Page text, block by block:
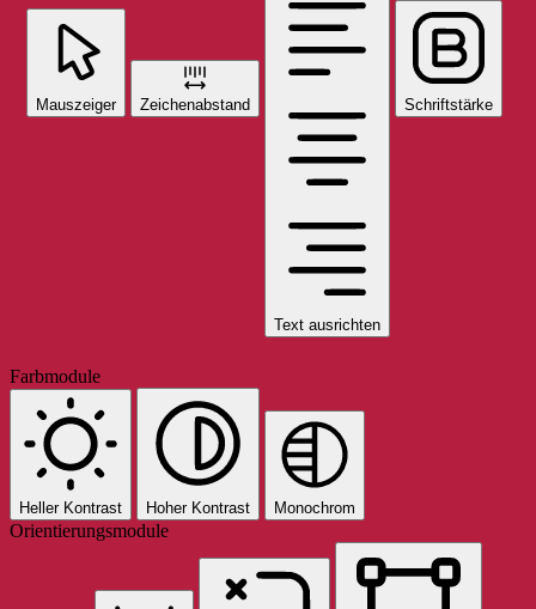
Mauszeiger Zeichenabstand
Text ausrichten
Schriftstärke
Farbmodule
Heller Kontrast Hoher Kontrast Monochrom
Orientierungsmodule